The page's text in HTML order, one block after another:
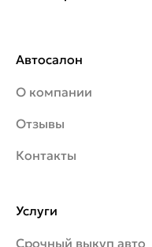
Автосалон
О компании
Отзывы
Контакты
Услуги
Срочный выкуп авто